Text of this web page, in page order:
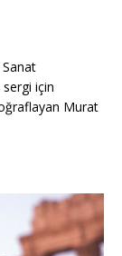
Sanat
için
Murat